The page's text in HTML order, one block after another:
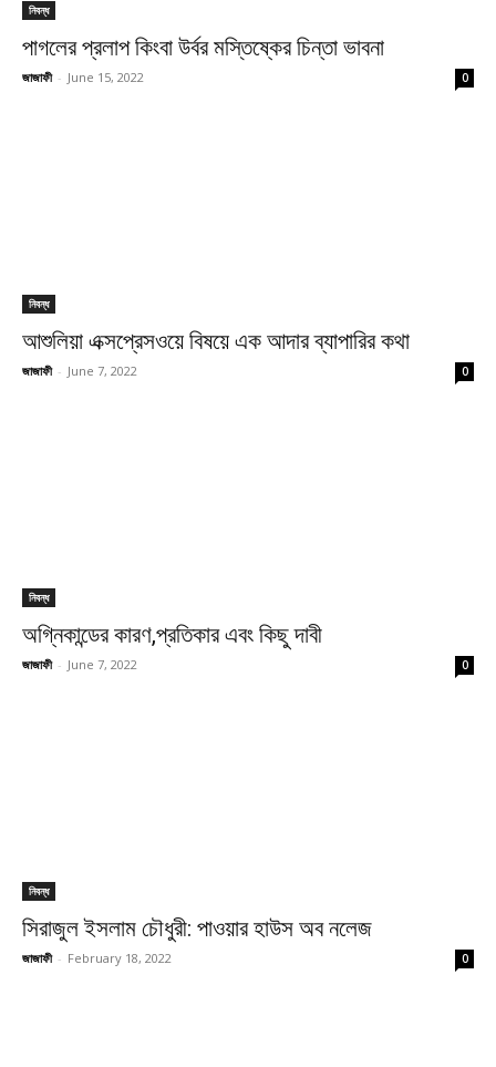
নিবন্ধ
পাগলের প্রলাপ কিংবা উর্বর মস্তিষ্কের চিন্তা ভাবনা
জাজাফী - June 15, 2022 0
নিবন্ধ
আশুলিয়া এক্সপ্রেসওয়ে বিষয়ে এক আদার ব্যাপারির কথা
জাজাফী - June 7, 2022 0
নিবন্ধ
অগ্নিকান্ডের কারণ,প্রতিকার এবং কিছু দাবী
জাজাফী - June 7, 2022 0
নিবন্ধ
সিরাজুল ইসলাম চৌধুরী: পাওয়ার হাউস অব নলেজ
জাজাফী - February 18, 2022 0